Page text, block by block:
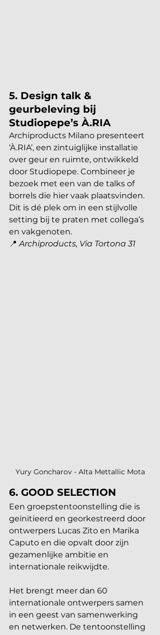
5. Design talk &
geurbeleving bij
Studiopepe’s À.RIA
Archiproducts Milano presenteert
‘À.RIA’, een zintuiglijke installatie
over geur en ruimte, ontwikkeld
door Studiopepe. Combineer je
bezoek met een van de talks of
borrels die hier vaak plaatsvinden.
Dit is dé plek om in een stijlvolle
setting bij te praten met collega’s
en vakgenoten.
📍 Archiproducts, Via Tortona 31
Yury Goncharov - Alta Mettallic Mota
6. GOOD SELECTION
Een groepstentoonstelling die is
geïnitieerd en georkestreerd door
ontwerpers Lucas Zito en Marika
Caputo en die opvalt door zijn
gezamenlijke ambitie en
internationale reikwijdte.
Het brengt meer dan 60
internationale ontwerpers samen
in een geest van samenwerking
en netwerken. De tentoonstelling